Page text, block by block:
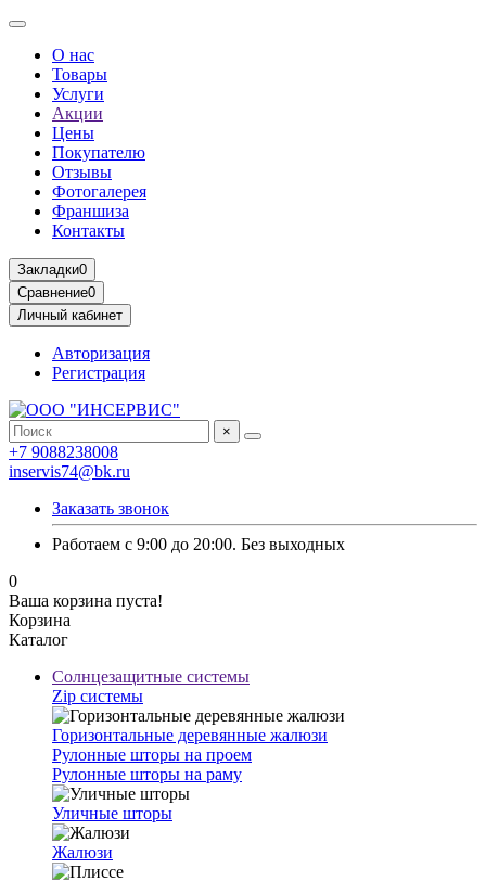
О нас
Товары
Услуги
Акции
Цены
Покупателю
Отзывы
Фотогалерея
Франшиза
Контакты
Закладки0
Сравнение0
Личный кабинет
Авторизация
Регистрация
×
+7 9088238008
inservis74@bk.ru
Заказать звонок
Работаем с 9:00 до 20:00. Без выходных
0
Ваша корзина пуста!
Корзина
Каталог
Солнцезащитные системы
Zip системы
Горизонтальные деревянные жалюзи
Рулонные шторы на проем
Рулонные шторы на раму
Уличные шторы
Жалюзи